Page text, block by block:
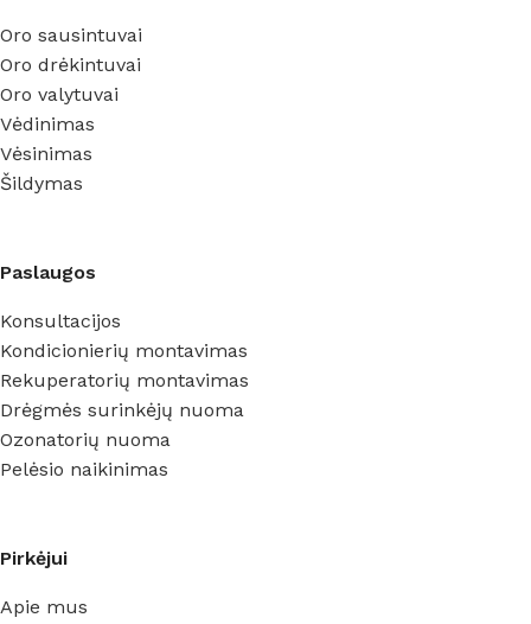
Oro sausintuvai
Oro drėkintuvai
Oro valytuvai
Vėdinimas
Vėsinimas
Šildymas
Paslaugos
Konsultacijos
Kondicionierių montavimas
Rekuperatorių montavimas
Drėgmės surinkėjų nuoma
Ozonatorių nuoma
Pelėsio naikinimas
Pirkėjui
Apie mus